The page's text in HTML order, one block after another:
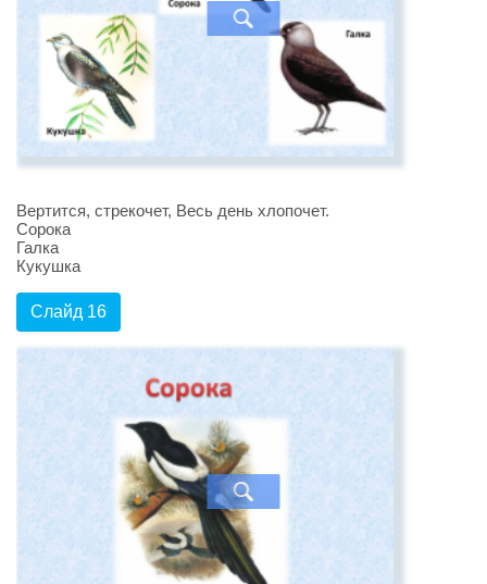
Вертится, стрекочет, Весь день хлопочет.
Сорока
Галка
Кукушка
Слайд 16